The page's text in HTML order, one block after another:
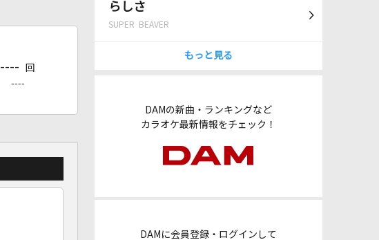
らしさ
SUPER BEAVER
もっと見る
DAMの新曲・ランキングなど
カラオケ最新情報をチェック！
DAMに会員登録・ログインして
---- 回
----